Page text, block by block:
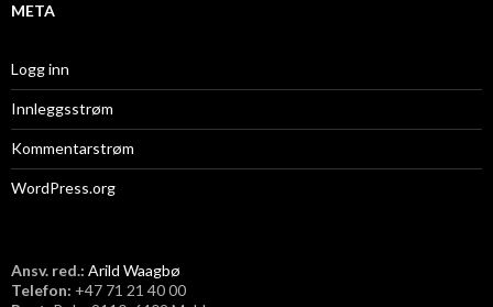
META
Logg inn
Innleggsstrøm
Kommentarstrøm
WordPress.org
Ansv. red.: Arild Waagbø
Telefon: ​+47 71 21 40 00